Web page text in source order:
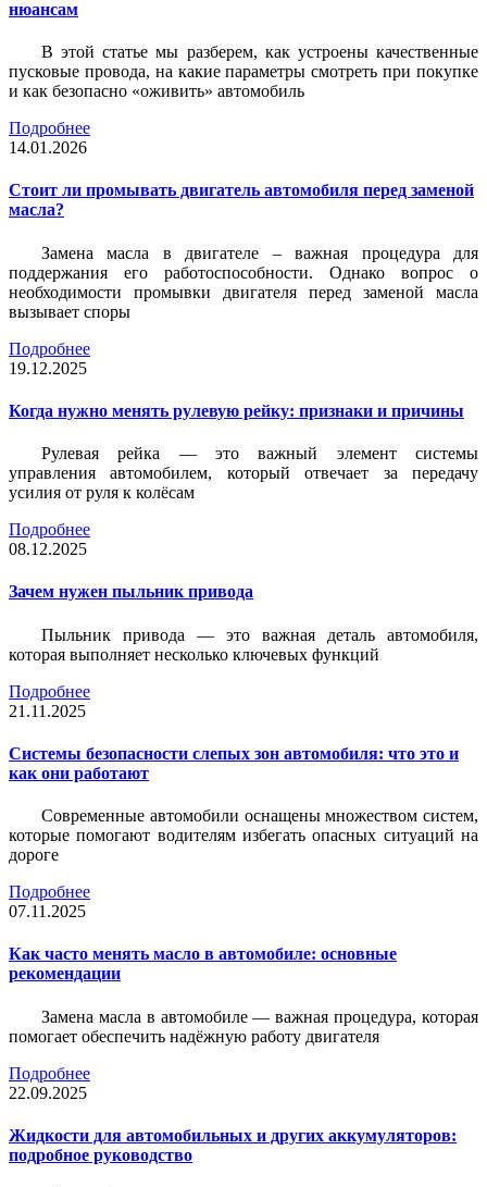
нюансам
В этой статье мы разберем, как устроены качественные
пусковые провода, на какие параметры смотреть при покупке
и как безопасно «оживить» автомобиль
Подробнее
14.01.2026
Стоит ли промывать двигатель автомобиля перед заменой
масла?
Замена масла в двигателе – важная процедура для
поддержания его работоспособности. Однако вопрос о
необходимости промывки двигателя перед заменой масла
вызывает споры
Подробнее
19.12.2025
Когда нужно менять рулевую рейку: признаки и причины
Рулевая рейка — это важный элемент системы
управления автомобилем, который отвечает за передачу
усилия от руля к колёсам
Подробнее
08.12.2025
Зачем нужен пыльник привода
Пыльник привода — это важная деталь автомобиля,
которая выполняет несколько ключевых функций
Подробнее
21.11.2025
Системы безопасности слепых зон автомобиля: что это и
как они работают
Современные автомобили оснащены множеством систем,
которые помогают водителям избегать опасных ситуаций на
дороге
Подробнее
07.11.2025
Как часто менять масло в автомобиле: основные
рекомендации
Замена масла в автомобиле — важная процедура, которая
помогает обеспечить надёжную работу двигателя
Подробнее
22.09.2025
Жидкости для автомобильных и других аккумуляторов:
подробное руководство